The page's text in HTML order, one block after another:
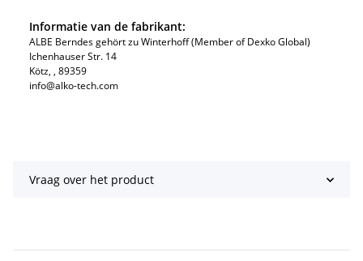
Informatie van de fabrikant:
ALBE Berndes gehört zu Winterhoff (Member of Dexko Global)
Ichenhauser Str. 14
Kötz​, , 89359
info@alko-tech.com
Vraag over het product